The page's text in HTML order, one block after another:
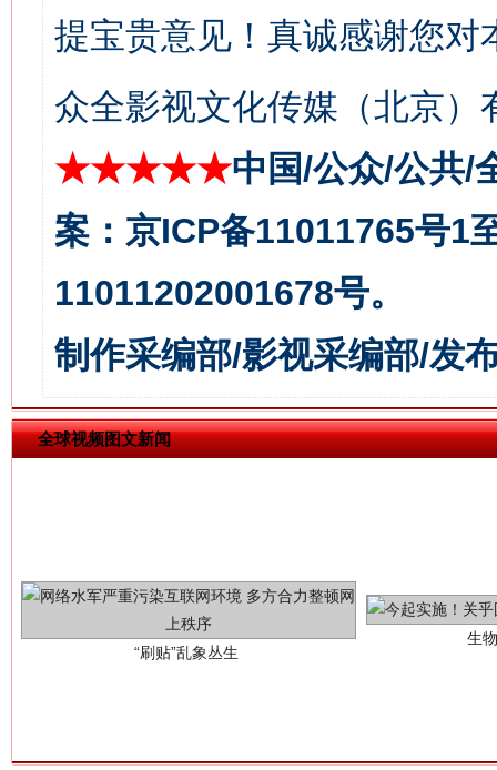
提宝贵意见！真诚感谢您
众全影视文化传媒（北京）
★★★★★中国/公众/公共/
案：京ICP备11011765号1
11011202001678号。
制作采编部/影视采编部/发
全球视频图文新闻
魏明亮